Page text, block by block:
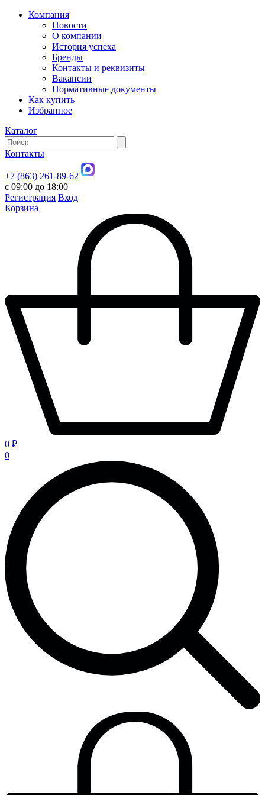
Компания
Новости
О компании
История успеха
Бренды
Контакты и реквизиты
Вакансии
Нормативные документы
Как купить
Избранное
Каталог
Контакты
+7 (863) 261-89-62
с 09:00 до 18:00
Регистрация Вход
Корзина
0 ₽
0